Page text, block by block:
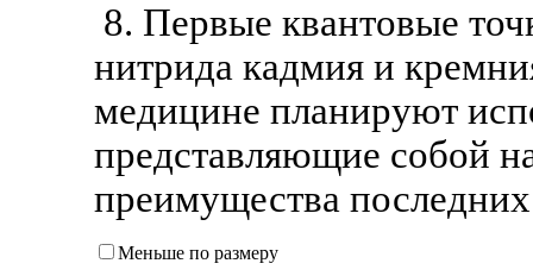
8. Первые квантовые
нитрида кадмия и
медицине планируют
представляющие собой
преимущества
Меньше по размеру